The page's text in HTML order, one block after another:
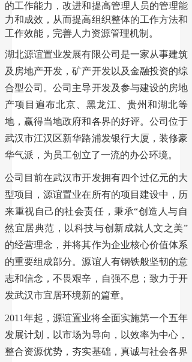
的工作能力，改进和提高管理人员的管理能
力和成效，从而提高组织整体的工作方法和
工作效能，完善人力资源管理机制。
湖北源谊置业发展有限公司是一家从事建筑
及房地产开发，矿产开发以及金融投资的综
合型公司。公司主导开发及参与建设的房地
产项目遍布北京、黑龙江、贵州和湖北等
地，赢得当地政府和各界的好评。公司位于
武汉市江汉区新华路浦发银行大厦，装修豪
华气派，为员工创立了一流的办公环境。
公司目前在武汉市开发拥有四个过亿元的大
型项目，源谊置业在所有的项目建设中，历
来重视自己的社会责任，秉承“创造人与自
然宜居典范，以科技与创新成就人文之美”
的经营理念，并将其作为企业核心价值体系
的重要组成部分。源谊人有钢铁般坚韧的意
志和信念，不畏艰辛，自强不息；致力于开
发武汉市宜居环境新的篇章。
2011年起，源谊置业将全面实施第一个五年
发展计划，以市场为导向，以效率为中心，
整合资源优势，夯实基础，真诚与社会各界